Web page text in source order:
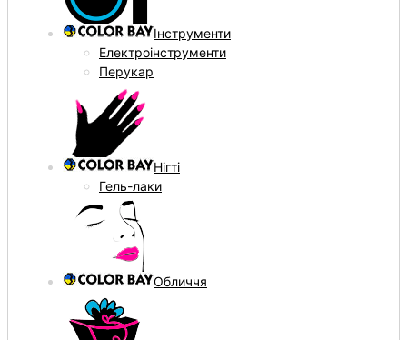
Інструменти
Електроінструменти
Перукар
Нігті
Гель-лаки
Обличчя